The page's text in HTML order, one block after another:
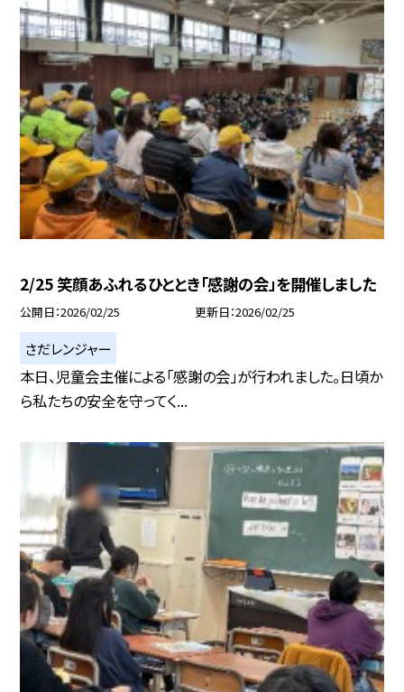
2/25 笑顔あふれるひととき「感謝の会」を開催しました
公開日 2026/02/25 更新日 2026/02/25
さだレンジャー
本日、児童会主催による「感謝の会」が行われました。日頃か
ら私たちの安全を守ってく...